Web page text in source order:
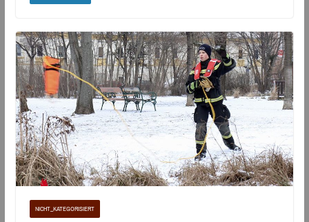
NICHT_KATEGORISIERT